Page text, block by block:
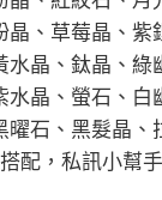
晶、草莓晶、紫
水晶、鈦晶、綠
水晶、螢石、白
曜石、黑髮晶、
配，私訊小幫